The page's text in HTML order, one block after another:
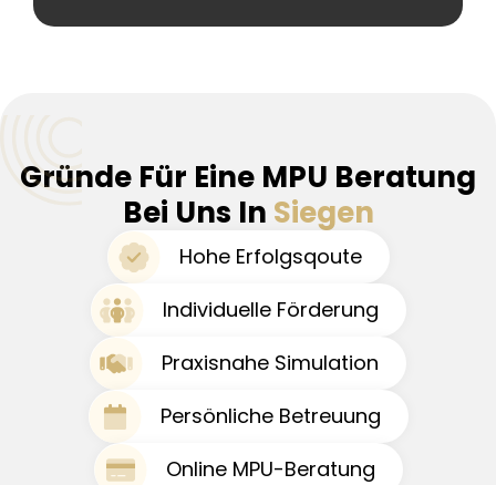
Gründe Für Eine MPU Beratung
Bei Uns In Siegen
Hohe Erfolgsqoute
Individuelle Förderung
Praxisnahe Simulation
Persönliche Betreuung
Online MPU-Beratung